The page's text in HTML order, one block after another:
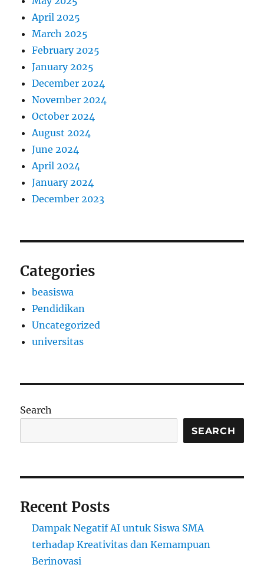
April 2025
March 2025
February 2025
January 2025
December 2024
November 2024
October 2024
August 2024
June 2024
April 2024
January 2024
December 2023
Categories
beasiswa
Pendidikan
Uncategorized
universitas
Search
SEARCH
Recent Posts
Dampak Negatif AI untuk Siswa SMA
terhadap Kreativitas dan Kemampuan
Berinovasi